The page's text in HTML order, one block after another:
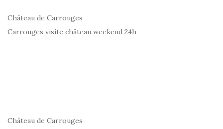
Château de Carrouges
Carrouges visite château weekend 24h
Château de Carrouges